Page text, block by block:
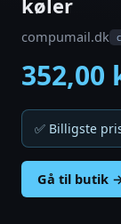
køler
compumail.dk
352,00
✅ Billigste
Gå til butik